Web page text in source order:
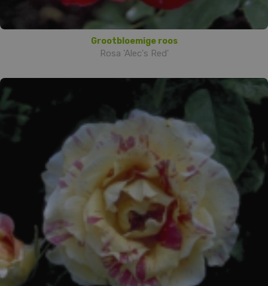
Grootbloemige roos
Rosa 'Alec's Red'